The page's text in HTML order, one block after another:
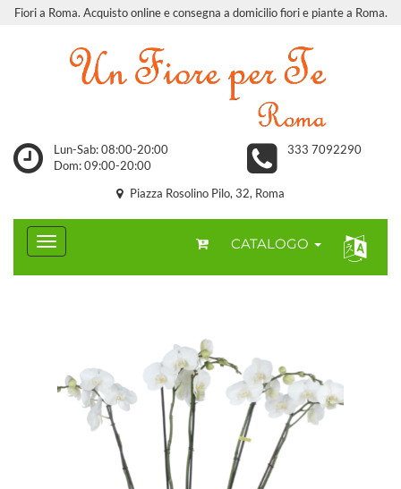
Fiori a Roma. Acquisto online e consegna a domicilio fiori e piante a Roma.
Lun-Sab: 08:00-20:00
Dom: 09:00-20:00
333 7092290
Piazza Rosolino Pilo, 32, Roma
CATALOGO